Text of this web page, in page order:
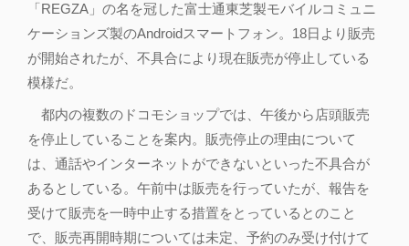
「REGZA」の名を冠した富士通東芝製モバイルコミュニ
ケーションズ製のAndroidスマートフォン。18日より販売
が開始されたが、不具合により現在販売が停止している
模様だ。
都内の複数のドコモショップでは、午後から店頭販売
を停止していることを案内。販売停止の理由について
は、通話やインターネットができないといった不具合が
あるとしている。午前中は販売を行っていたが、報告を
受けて販売を一時中止する措置をとっているとのこと
で、販売再開時期については未定、予約のみ受け付けて